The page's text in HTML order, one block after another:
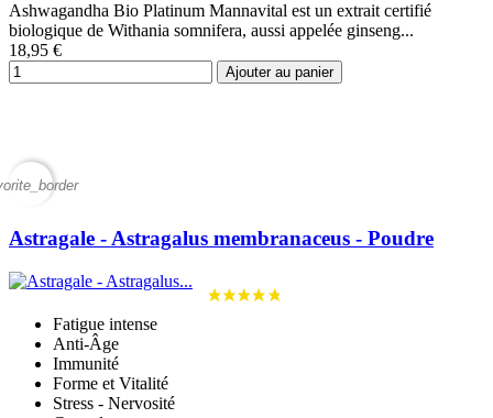
Ashwagandha Bio Platinum Mannavital est un extrait certifié
biologique de Withania somnifera, aussi appelée ginseng...
18,95 €
Ajouter au panier
Astragale - Astragalus membranaceus - Poudre
Fatigue intense
Anti-Âge
Immunité
Forme et Vitalité
Stress - Nervosité